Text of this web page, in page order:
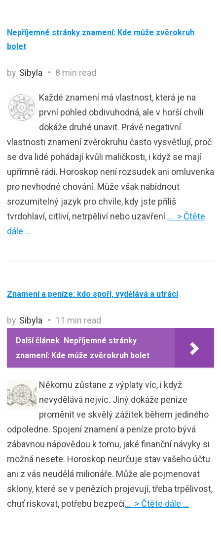
Nepříjemné stránky znamení: Kde může zvěrokruh
bolet
by Sibyla 8 min read
Každé znamení má vlastnost, která je na
první pohled obdivuhodná, ale v horší chvíli
dokáže druhé unavit. Právě negativní
vlastnosti znamení zvěrokruhu často vysvětlují, proč
se dva lidé pohádají kvůli maličkosti, i když se mají
upřímně rádi. Horoskop není rozsudek ani omluvenka
pro nevhodné chování. Může však nabídnout
srozumitelný jazyk pro chvíle, kdy jste příliš
tvrdohlaví, citliví, netrpěliví nebo uzavření.… > Čtěte
dále …
Znamení a peníze: kdo spoří, vydělává a utrácí
by Sibyla 11 min read
Další článek Nepříjemné stránky
znamení: Kde může zvěrokruh bolet
Někomu zůstane z výplaty víc, i když
nevydělává nejvíc. Jiný dokáže peníze
proměnit ve skvělý zážitek během jediného
odpoledne. Spojení znamení a peníze proto bývá
zábavnou nápovědou k tomu, jaké finanční návyky si
možná nesete. Horoskop neurčuje stav vašeho účtu
ani z vás neudělá milionáře. Může ale pojmenovat
sklony, které se v penězích projevují, třeba trpělivost,
chuť riskovat, potřebu bezpečí… > Čtěte dále …